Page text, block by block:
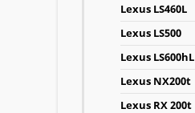
Lexus LS460L
Lexus LS500
Lexus LS600hL
Lexus NX200t
Lexus RX 200t